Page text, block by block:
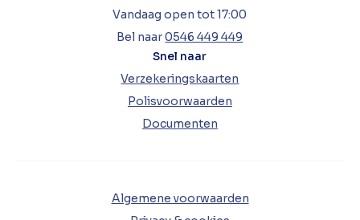
Vandaag open tot 17:00
Bel naar0546 449 449
Snel naar
Verzekeringskaarten
Polisvoorwaarden
Documenten
Algemene voorwaarden